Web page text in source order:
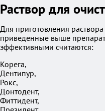
Раствор для
Для приготовления
приведенные выше
эффективными считаются:
Корега,
Дентипур,
Рокс,
Донтодент,
Фиттидент,